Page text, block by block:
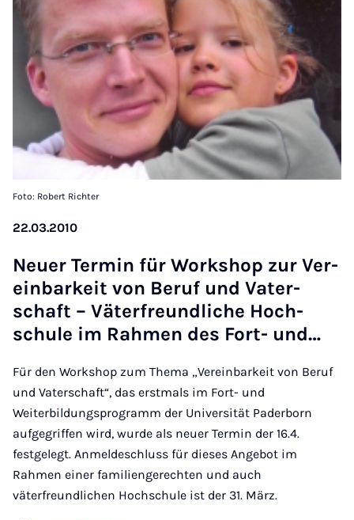
Foto: Robert Richter
22.03.2010
Neuer Ter­min für Work­shop zur Ver­
ein­barkeit von Beruf und Vater­
schaft – Väter­fre­und­liche Hoch­
schule im Rah­men des Fort- und…
Für den Workshop zum Thema „Vereinbarkeit von Beruf
und Vaterschaft“, das erstmals im Fort- und
Weiterbildungsprogramm der Universität Paderborn
aufgegriffen wird, wurde als neuer Termin der 16.4.
festgelegt. Anmeldeschluss für dieses Angebot im
Rahmen einer familiengerechten und auch
väterfreundlichen Hochschule ist der 31. März.